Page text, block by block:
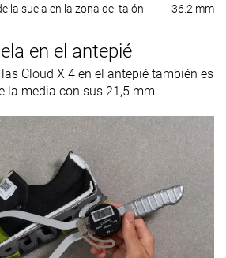
la suela en la zona del talón 36.2 mm
en el antepié
Cloud X 4 en el antepié también es
la media con sus 21,5 mm